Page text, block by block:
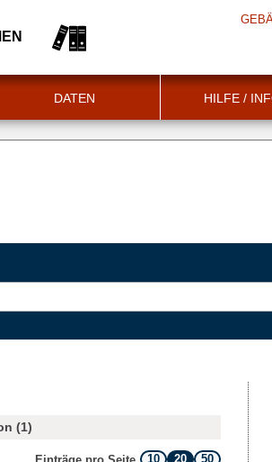
DATEN HILFE /
(1)
Einträge pro Seite 10 20 50